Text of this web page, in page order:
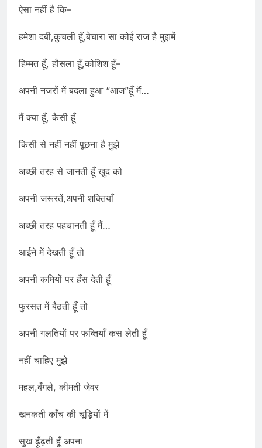
ऐसा नहीं है कि–
हमेशा दबी,कुचली हूँ,बेचारा सा कोई राज है मुझमें
हिम्मत हूँ, हौसला हूँ,कोशिश हूँ–
अपनी नजरों में बदला हुआ “आज”हूँ मैं…
मैं क्या हूँ, कैसी हूँ
किसी से नहीं नहीं पूछना है मुझे
अच्छी तरह से जानती हूँ खुद को
अपनी जरूरतें,अपनी शक्तियाँ
अच्छी तरह पहचानती हूँ मैं…
आईने में देखती हूँ तो
अपनी कमियों पर हँस देती हूँ
फुरसत में बैठती हूँ तो
अपनी गलतियों पर फब्तियाँ कस लेती हूँ
नहीं चाहिए मुझे
महल,बँगले, कीमती जेवर
खनकती काँच की चूड़ियों में
सुख ढ़ूँढ़ती हूँ अपना